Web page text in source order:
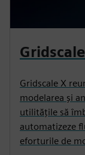
Gridscale X
modelarea și
utilitățile să
automatizeze
eforturile de